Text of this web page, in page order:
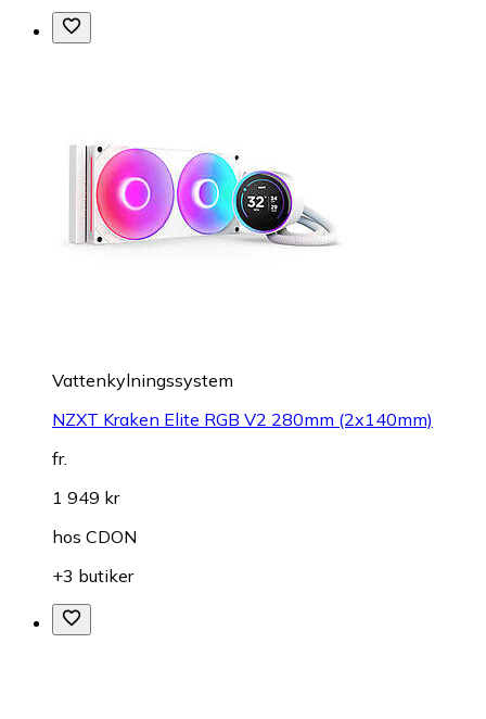
Vattenkylningssystem
NZXT Kraken Elite RGB V2 280mm (2x140mm)
fr.
1 949 kr
hos CDON
+3 butiker